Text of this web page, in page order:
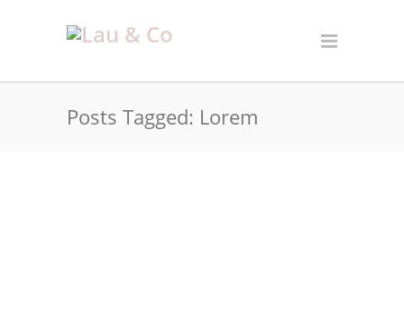
Posts Tagged: Lorem